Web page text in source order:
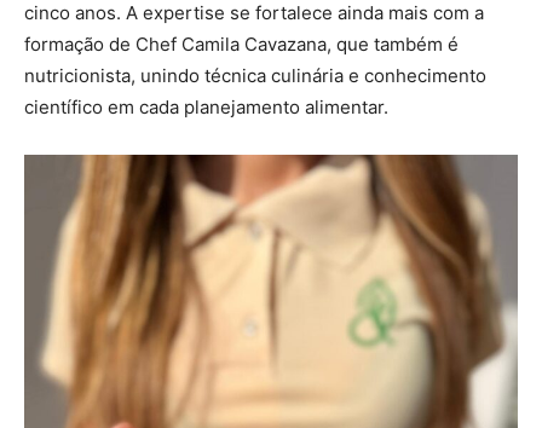
cinco anos. A expertise se fortalece ainda mais com a
formação de Chef Camila Cavazana, que também é
nutricionista, unindo técnica culinária e conhecimento
científico em cada planejamento alimentar.